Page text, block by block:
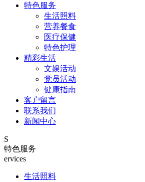
特色服务
生活照料
营养餐食
医疗保健
特色护理
精彩生活
文娱活动
党员活动
健康指南
客户留言
联系我们
新闻中心
S
特色服务
ervices
生活照料